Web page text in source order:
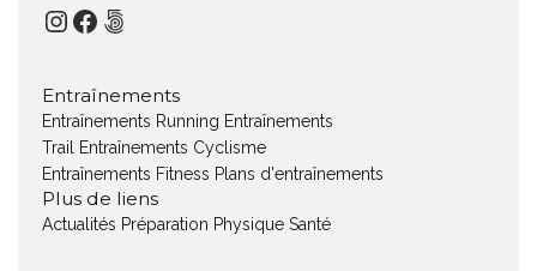
Instagram
Facebook
500px
Entraînements
Entraînements Running Entraînements
Trail
Entraînements Cyclisme
Entraînements Fitness Plans d'entraînements
Plus de liens
Actualités Préparation Physique Santé